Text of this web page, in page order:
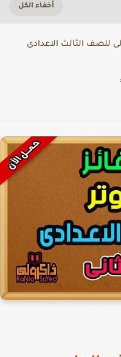
الثالث الاعدادى